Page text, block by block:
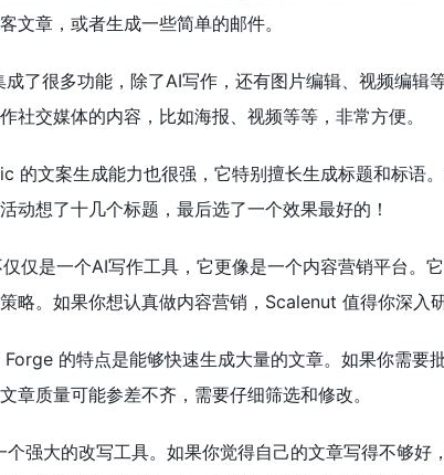
文章，或者生成一些简单的邮件。
成了很多功能，除了AI写作，还有图片编辑、视频编
社交媒体的内容，比如海报、视频等等，非常方便。
的文案生成能力也很强，它特别擅长生成标题和标语
动想了十几个标题，最后选了一个效果最好的！
仅是一个AI写作工具，它更像是一个内容营销平台。
略。如果你想认真做内容营销，Scalenut 值得你深入研
的特点是能够快速生成大量的文章。如果你需要
章质量可能参差不齐，需要仔细筛选和修改。
强大的改写工具。如果你觉得自己的文章写得不够